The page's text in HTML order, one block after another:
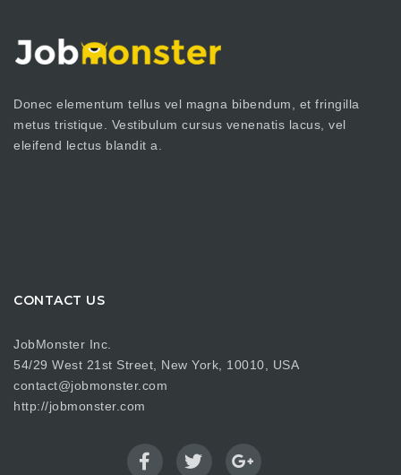
Donec elementum tellus vel magna bibendum, et fringilla
metus tristique. Vestibulum cursus venenatis lacus, vel
eleifend lectus blandit a.
CONTACT US
JobMonster Inc.
54/29 West 21st Street, New York, 10010, USA
contact@jobmonster.com
http://jobmonster.com